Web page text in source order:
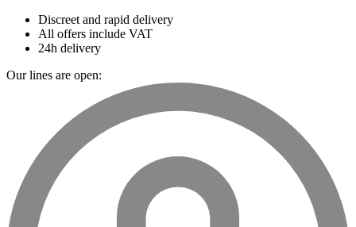
Discreet and rapid delivery
All offers include VAT
24h delivery
Our lines are open: